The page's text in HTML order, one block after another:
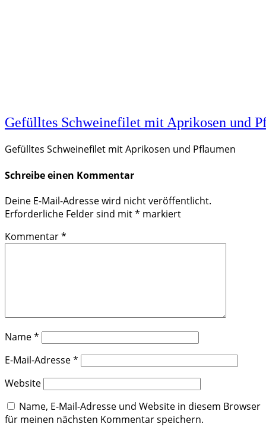
Gefülltes Schweinefilet mit Aprikosen und
Gefülltes Schweinefilet mit Aprikosen und Pflaumen
Schreibe einen Kommentar
Deine E-Mail-Adresse wird nicht veröffentlicht.
Erforderliche Felder sind mit* markiert
Kommentar*
Name*
E-Mail-Adresse*
Website
Name, E-Mail-Adresse und Website in diesem Browser
für meinen nächsten Kommentar speichern.